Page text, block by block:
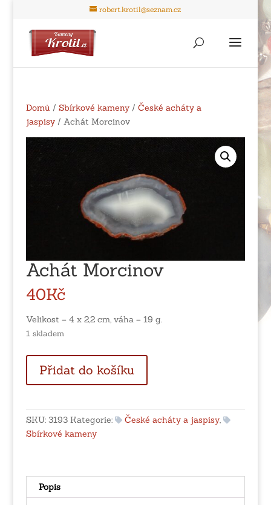
robert.krotil@seznam.cz
Domů / Sbírkové kameny/ České acháty a
jaspisy/ Achát Morcinov
Achát Morcinov
40Kč
Velikost – 4 x 2,2 cm, váha – 19 g.
1 skladem
Morcinov
množství
Přidat do košíku
SKU: 3193 Kategorie: České acháty a jaspisy,
Sbírkové kameny
Popis